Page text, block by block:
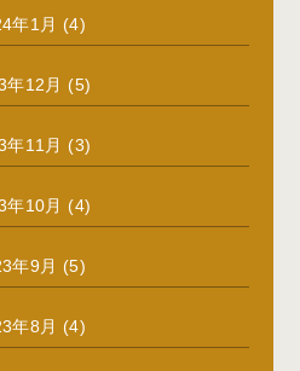
年1月 (4)
年12月 (5)
年11月 (3)
年10月 (4)
年9月 (5)
年8月 (4)